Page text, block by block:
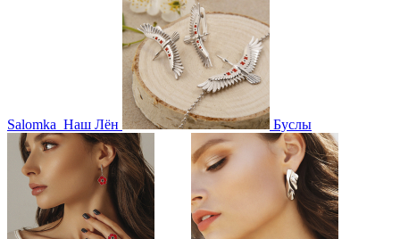
Salomka Наш Лён Буслы